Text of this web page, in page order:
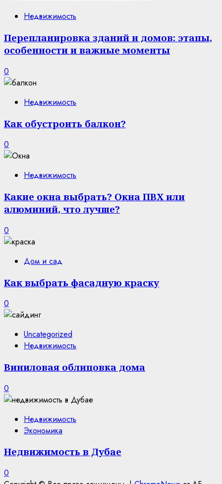
Недвижимость
Перепланировка зданий и домов: этапы,
особенности и важные моменты
0
Недвижимость
Как обустроить балкон?
0
Недвижимость
Какие окна выбрать? Окна ПВХ или
алюминий, что лучше?
0
Дом и сад
Как выбрать фасадную краску
0
Uncategorized
Недвижимость
Виниловая облицовка дома
0
Недвижимость
Экономика
Недвижимость в Дубае
0